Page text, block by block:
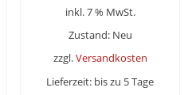
war:
29,95 €
inkl. 7 % MwSt.
Zustand: Neu
zzgl.Versandkosten
Lieferzeit: bis zu 5 Tage